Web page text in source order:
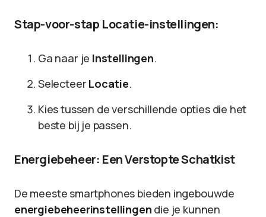
Stap-voor-stap Locatie-instellingen:
Ga naar je Instellingen.
Selecteer Locatie.
Kies tussen de verschillende opties die het
beste bij je passen.
Energiebeheer: Een Verstopte Schatkist
De meeste smartphones bieden ingebouwde
energiebeheerinstellingen die je kunnen